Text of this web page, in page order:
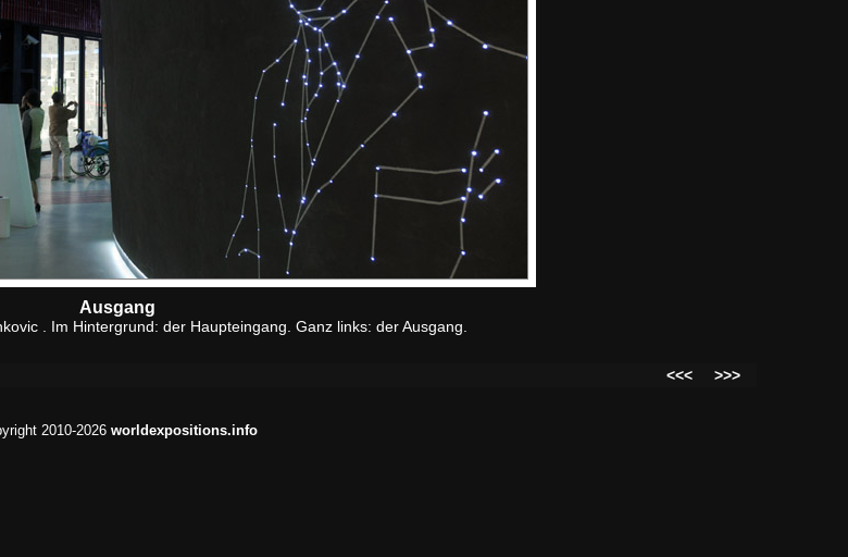
Ausgang
. Im Hintergrund: der Haupteingang. Ganz links: der Ausgang.
<<<
>>>
2010-2026 worldexpositions.info